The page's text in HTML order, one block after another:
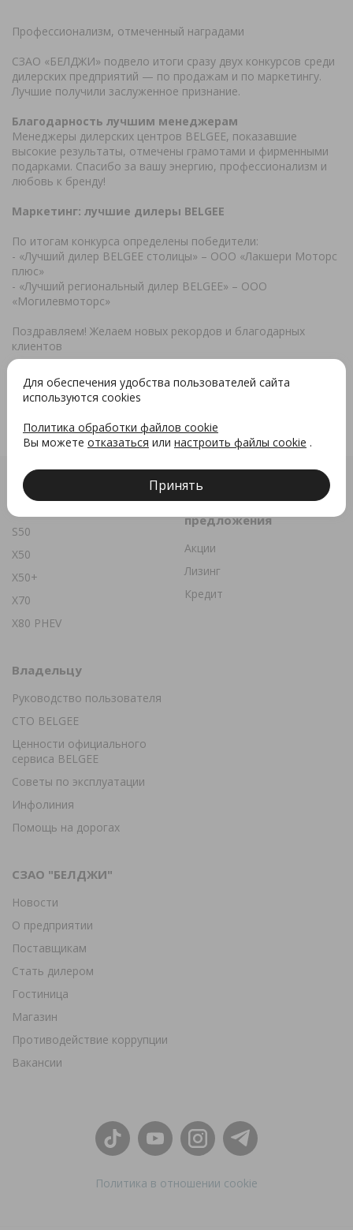
Профессионализм, отмеченный наградами
СЗАО «БЕЛДЖИ» подвело итоги сразу двух конкурсов среди
дилерских предприятий — по продажам и по маркетингу.
Лучшие получили заслуженное признание.
Благодарность лучшим менеджерам
Менеджеры дилерских центров BELGEE, показавшие
высокие результаты, отмечены грамотами и фирменными
подарками. Спасибо за вашу энергию, профессионализм и
любовь к бренду!
Маркетинг: лучшие дилеры BELGEE
По итогам конкурса определены победители:
- «Лучший дилер BELGEE столицы» – ООО «Лакшери Моторс
плюс»
- «Лучший региональный дилер BELGEE» – ООО
«Могилевмоторс»
Поздравляем! Желаем новых рекордов и благодарных
клиентов
Модели
S50
X50
X50+
X70
X80 PHEV
Специальные
предложения
Акции
Лизинг
Кредит
Владельцу
Руководство пользователя
СТО BELGEE
Ценности официального
сервиса BELGEE
Советы по эксплуатации
Инфолиния
Помощь на дорогах
СЗАО "БЕЛДЖИ"
Новости
О предприятии
Поставщикам
Стать дилером
Гостиница
Магазин
Противодействие коррупции
Вакансии
Политика в отношении cookie
Для обеспечения удобства пользователей сайта
используются cookies
Политика обработки файлов cookie
Вы можете отказаться или настроить файлы cookie .
Принять